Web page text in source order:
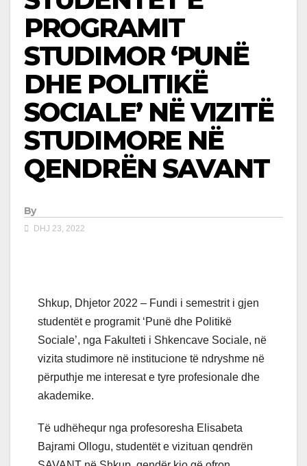
PROGRAMIT
STUDIMOR ‘PUNË
DHE POLITIKË
SOCIALE’ NË VIZITË
STUDIMORE NË
QENDRËN SAVANT
By
DHJ 23, 2022
Shkup, Dhjetor 2022 – Fundi i semestrit i gjen
studentët e programit ‘Punë dhe Politikë
Sociale’, nga Fakulteti i Shkencave Sociale, në
vizita studimore në institucione të ndryshme në
përputhje me interesat e tyre profesionale dhe
akademike.
Të udhëhequr nga profesoresha Elisabeta
Bajrami Ollogu, studentët e vizituan qendrën